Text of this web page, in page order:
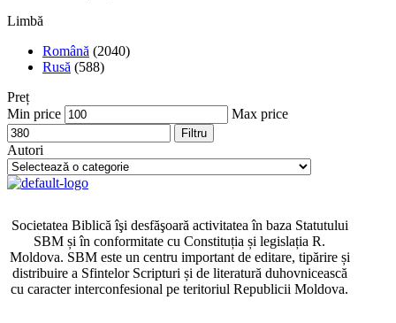
Limbă
Română (2040)
Rusă (588)
Preț
Min price
Max price
Filtru
Autori
Societatea Biblică îşi desfăşoară activitatea în baza Statutului
SBM și în conformitate cu Constituția și legislația R.
Moldova. SBM este un centru important de editare, tipărire și
distribuire a Sfintelor Scripturi și de literatură duhovnicească
cu caracter interconfesional pe teritoriul Republicii Moldova.